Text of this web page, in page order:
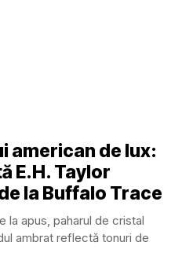
american de lux:
E.H. Taylor
la Buffalo Trace
la apus, paharul de cristal
ambrat reflectă tonuri de